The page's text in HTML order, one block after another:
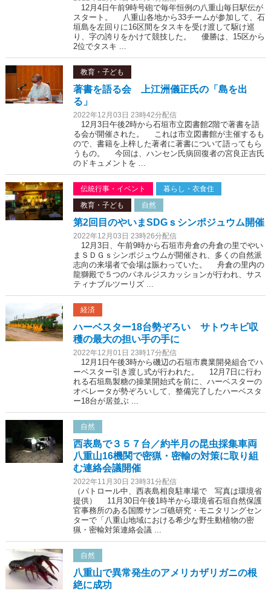
12月4日午前9時号砲で毎年恒例の八重山毎日駅伝が
スタート。 八重山各地から33チームが参加して、石
垣島を左回りに16区間をタスキを受け渡して駆け巡
り、字の誇りをかけて競技した。 優勝は、15区から
2位でタスキ ...
教育・子ども
著書を語る会 上江洲儀正氏の「島を出
る」
2022年12月03日 23時42分配信
12月3日午後2時から石垣市立図書館2階で著書を語
る会が開催された。 これは市立図書館が主催するも
ので、書籍を上梓した著者に著書について語ってもら
うもの。 今回は、ハンセン氏病回復者の宮良正吉氏
のドキュメントを ...
伝統行事・イベント
暮らし・衣食住
教育・子ども
自然
第2回目のやいまSDGｓシンポジュウム開催
2022年12月03日 23時26分配信
12月3日、午前9時から石垣市舟倉の舟倉の里でやい
まＳＤＧｓシンポジュウムが開催され、多くの自然派
志向の来場者で会場は賑わっていた。 舟倉の里内の
龍獅殿で５つのパネルジスカッションが行われ、サス
ティナブルツーリズ ...
経済
ハーベスター18台勢ぞろい サトウキビ収
穫の最大の担い手の手に
2022年12月01日 23時17分配信
12月1日午後3時から磯辺の石垣市農業開発組合でハ
ーベスター引き渡し式が行われた。 12月7日に行わ
れる石垣島製糖の操業開始式を前に、ハーベスターの
オペレータが勢ぞろいして、整備完了したハーベスタ
ー18台が居並ぶ ...
自然
西表島で３５７台／約半月の昆虫採集車両
八重山16機関で密猟・密輸の対策に取り組
む連絡会議開催
2022年11月30日 23時31分配信
（パトロール中、西表島相良駐車場で 写真は環境省
提供） 11月30日午後1時半から環境省石垣自然保護
官事務所のある国際サンゴ礁研究・モニタリングセン
ターで「八重山地域における希少な野生動植物の密
猟・密輸対策連絡会議 ...
自然
八重山で異常発生のアメリカザリガニの根
絶に成功